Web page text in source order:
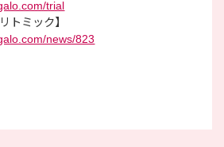
trial
リトミック】
news/823